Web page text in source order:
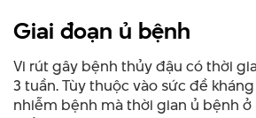
Giai đoạn ủ bệnh
Vi rút gây bệnh thủy đậu có thời
3 tuần. Tùy thuộc vào sức đề
nhiễm bệnh mà thời gian ủ bệnh